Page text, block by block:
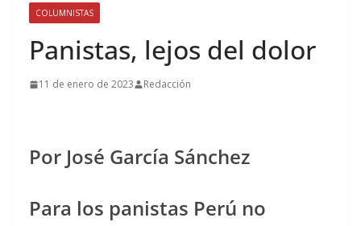
COLUMNISTAS
Panistas, lejos del dolor
11 de enero de 2023 Redacción
Por José García Sánchez
Para los panistas Perú no